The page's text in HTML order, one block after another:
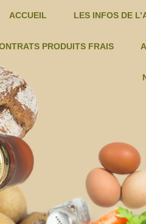
ACCUEIL
LES INFOS DE
EXEMPLES DE
PRODUITS FRAIS
CHAMPIGNONS T.BOUREILLE -C
FROMAGE DE CHEVRE – C
FRUITS TERRE DES ALPILLES -C
JUS DE GRENADE ET HUILE
KIWIS FARINES HUILES POIS
CHICHE…. -C